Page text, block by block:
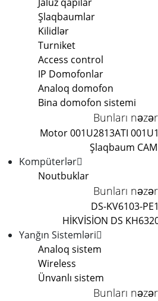
Şlaqbaumlar
Kilidlər
Turniket
Access control
IP Domofonlar
Analoq domofon
Bina domofon sistemi
Bunları
Motor 001U2813ATI
Şlaqbaum
Kompüterlər
Noutbuklar
Bunları
DS-KV6103-
HİKVİSİON DS
Yanğın Sistemləri
Analoq sistem
Wireless
Ünvanlı sistem
Bunları